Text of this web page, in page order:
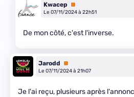
Kwacep
Premium
Le 07/11/2024 à 22h51
De mon côté, c'est l'inverse.
Jarodd
Premium
Le 07/11/2024 à 21h07
Je l'ai reçu, plusieurs après